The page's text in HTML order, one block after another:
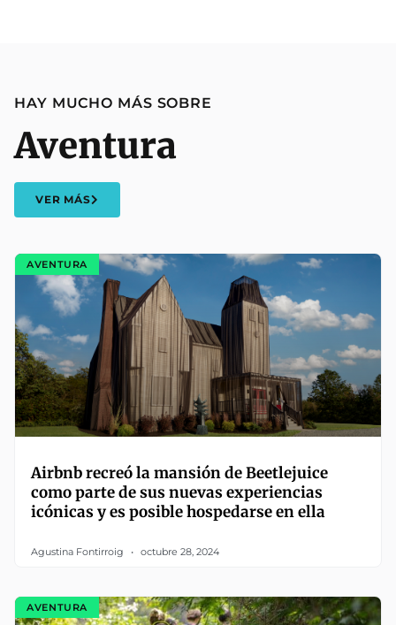
HAY MUCHO MÁS SOBRE
Aventura
VER MÁS
AVENTURA
Airbnb recreó la mansión de Beetlejuice
como parte de sus nuevas experiencias
icónicas y es posible hospedarse en ella
Agustina Fontirroig octubre 28, 2024
AVENTURA